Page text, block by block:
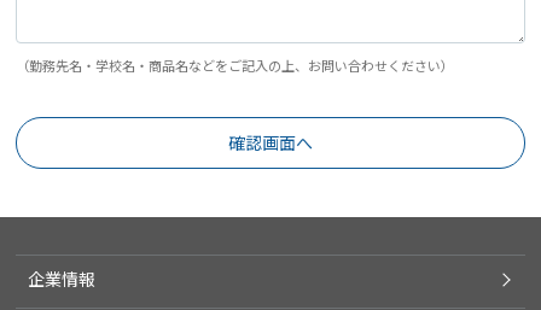
（勤務先名・学校名・商品名などをご記入の上、お問い合わせください）
企業情報